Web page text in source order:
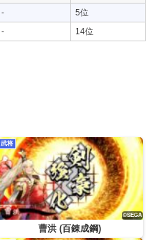
- 5位
- 14位
武将
曹洪 (百錬成鋼)